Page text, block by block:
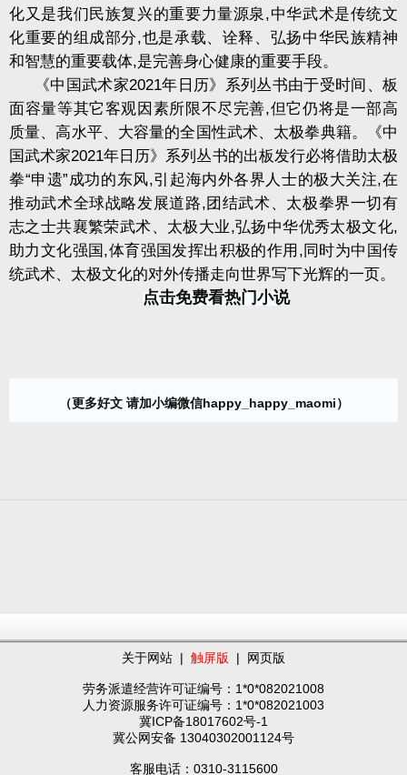
化又是我们民族复兴的重要力量源泉 ,中华武术是传统文
化重要的组成部分,也是承载、诠释、弘扬中华民族精神
和智慧的重要载体,是完善身心健康的重要手段。
《中国武术家2021年日历》系列丛书由于受时间、板
面容量等其它客观因素所限不尽完善,但它仍将是一部高
质量、高水平、大容量的全国性武术、太极拳典籍。《中
国武术家2021年日历》系列丛书的出板发行必将借助太极
拳“申遗”成功的东风,引起海内外各界人士的极大关注,在
推动武术全球战略发展道路,团结武术、太极拳界一切有
志之士共襄繁荣武术、太极大业,弘扬中华优秀太极文化,
助力文化强国 ,体育强国发挥出积极的作用 ,同时为中国传
统武术、太极文化的对外传播走向世界写下光辉的一页。
点击免费看热门小说
（更多好文 请加小编微信happy_happy_maomi）
关于网站 | 触屏版 | 网页版
劳务派遣经营许可证编号：1*0*082021008
人力资源服务许可证编号：1*0*082021003
冀ICP备18017602号-1
冀公网安备 13040302001124号
客服电话：0310-3115600